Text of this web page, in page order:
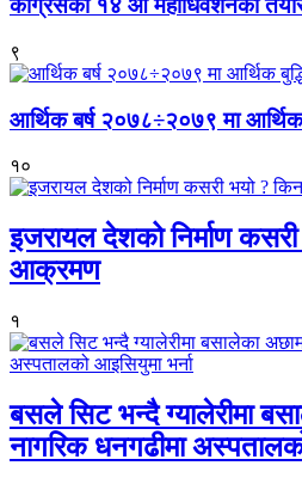
कांग्रेसको १४ औं महाधिवेशनको
९
आर्थिक बर्ष २०७८÷२०७९ मा
१०
इजरायल देशको निर्माण
आक्रमण
१
बसले सिट भन्दै ग्यालेरीमा
नागरिक धनगढीमा